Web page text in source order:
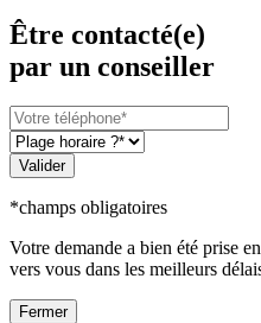
Être contacté(e)
par un conseiller
Valider
*champs obligatoires
Votre demande a bien été prise
vers vous dans les meilleurs
Fermer